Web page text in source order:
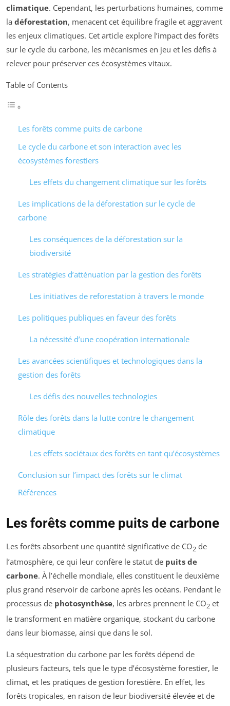
climatique. Cependant, les perturbations humaines, comme
la déforestation, menacent cet équilibre fragile et aggravent
les enjeux climatiques. Cet article explore l’impact des forêts
sur le cycle du carbone, les mécanismes en jeu et les défis à
relever pour préserver ces écosystèmes vitaux.
Table of Contents
Les forêts comme puits de carbone
Le cycle du carbone et son interaction avec les
écosystèmes forestiers
Les effets du changement climatique sur les forêts
Les implications de la déforestation sur le cycle de
carbone
Les conséquences de la déforestation sur la
biodiversité
Les stratégies d’atténuation par la gestion des forêts
Les initiatives de reforestation à travers le monde
Les politiques publiques en faveur des forêts
La nécessité d’une coopération internationale
Les avancées scientifiques et technologiques dans la
gestion des forêts
Les défis des nouvelles technologies
Rôle des forêts dans la lutte contre le changement
climatique
Les effets sociétaux des forêts en tant qu’écosystèmes
Conclusion sur l’impact des forêts sur le climat
Références
Les forêts comme puits de carbone
Les forêts absorbent une quantité significative de CO2 de
l’atmosphère, ce qui leur confère le statut de puits de
carbone. À l’échelle mondiale, elles constituent le deuxième
plus grand réservoir de carbone après les océans. Pendant le
processus de photosynthèse, les arbres prennent le CO2 et
le transforment en matière organique, stockant du carbone
dans leur biomasse, ainsi que dans le sol.
La séquestration du carbone par les forêts dépend de
plusieurs facteurs, tels que le type d’écosystème forestier, le
climat, et les pratiques de gestion forestière. En effet, les
forêts tropicales, en raison de leur biodiversité élevée et de